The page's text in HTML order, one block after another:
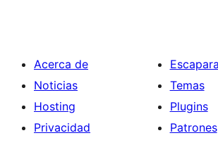
Acerca de
Noticias
Hosting
Privacidad
Temas
Plugins
Patrones